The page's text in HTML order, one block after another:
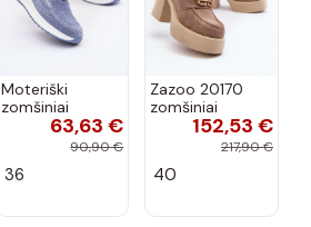
Moteriški
zomšiniai
mokasinai
Demela mėlynos
63,63 €
90,90 €
36
Zazoo 20170
zomšiniai
bateliai su
kulniukais smėlio
152,53 €
217,90 €
40